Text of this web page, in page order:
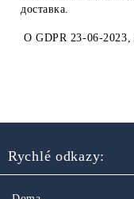
доставка.
OGDPR 23-06-2023,
Rychlé odkazy: